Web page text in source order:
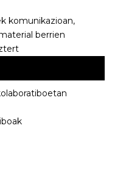
komunikazioan,
berrien